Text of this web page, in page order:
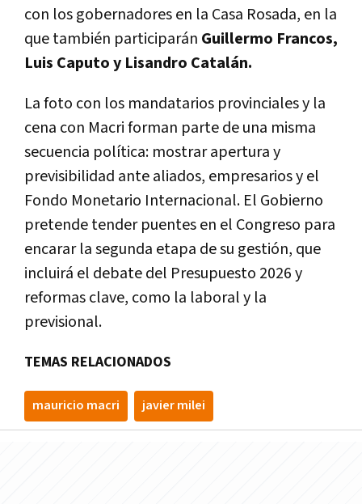
con los gobernadores en la Casa Rosada, en la
que también participarán Guillermo Francos,
Luis Caputo y Lisandro Catalán.
La foto con los mandatarios provinciales y la
cena con Macri forman parte de una misma
secuencia política: mostrar apertura y
previsibilidad ante aliados, empresarios y el
Fondo Monetario Internacional. El Gobierno
pretende tender puentes en el Congreso para
encarar la segunda etapa de su gestión, que
incluirá el debate del Presupuesto 2026 y
reformas clave, como la laboral y la
previsional.
TEMAS RELACIONADOS
mauricio macri javier milei